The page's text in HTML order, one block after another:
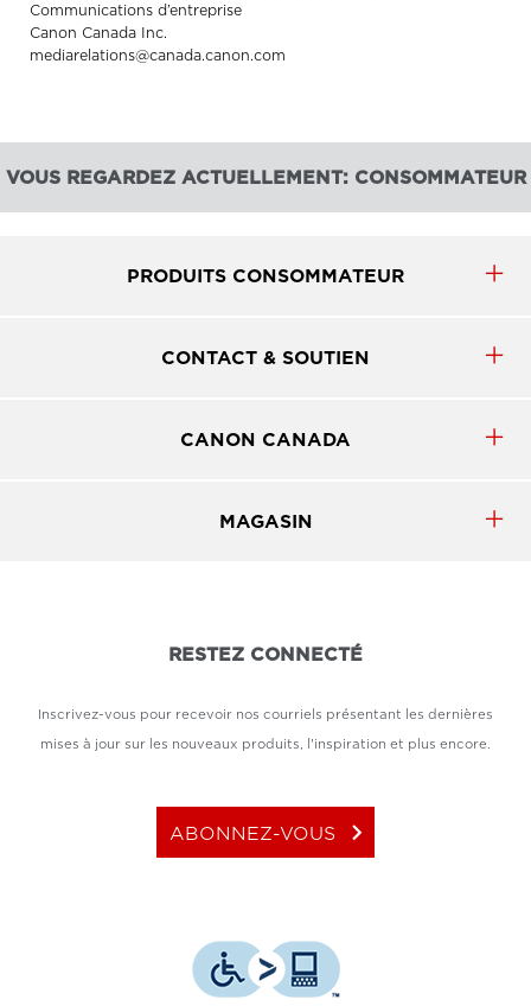
Communications d’entreprise
Canon Canada Inc.
mediarelations@canada.canon.com
VOUS REGARDEZ ACTUELLEMENT: CONSOMMATEUR
PRODUITS CONSOMMATEUR
CONTACT & SOUTIEN
CANON CANADA
MAGASIN
RESTEZ CONNECTÉ
Inscrivez-vous pour recevoir nos courriels présentant les dernières
mises à jour sur les nouveaux produits, l'inspiration et plus encore.
ABONNEZ-VOUS keyboard_arrow_right